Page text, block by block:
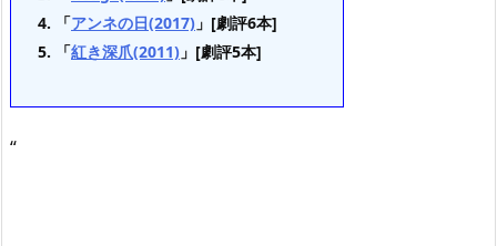
「アンネの日(2017) 」[劇評6本]
「紅き深爪(2011) 」[劇評5本]
“